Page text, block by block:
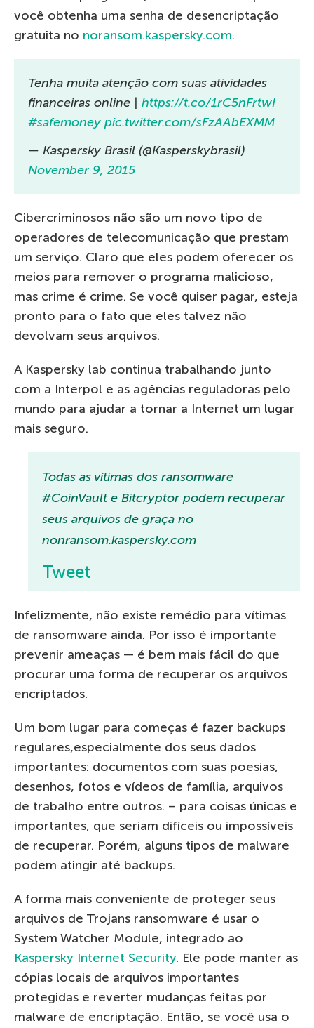
você obtenha uma senha de desencriptação
gratuita no noransom.kaspersky.com.
Tenha muita atenção com suas atividades
financeiras online | https://t.co/1rC5nFrtwI
#safemoney pic.twitter.com/sFzAAbEXMM
— Kaspersky Brasil (@Kasperskybrasil)
November 9, 2015
Cibercriminosos não são um novo tipo de
operadores de telecomunicação que prestam
um serviço. Claro que eles podem oferecer os
meios para remover o programa malicioso,
mas crime é crime. Se você quiser pagar, esteja
pronto para o fato que eles talvez não
devolvam seus arquivos.
A Kaspersky lab continua trabalhando junto
com a Interpol e as agências reguladoras pelo
mundo para ajudar a tornar a Internet um lugar
mais seguro.
Todas as vítimas dos ransomware
#CoinVault e Bitcryptor podem recuperar
seus arquivos de graça no
nonransom.kaspersky.com
Tweet
Infelizmente, não existe remédio para vítimas
de ransomware ainda. Por isso é importante
prevenir ameaças — é bem mais fácil do que
procurar uma forma de recuperar os arquivos
encriptados.
Um bom lugar para começas é fazer backups
regulares,especialmente dos seus dados
importantes: documentos com suas poesias,
desenhos, fotos e vídeos de família, arquivos
de trabalho entre outros. – para coisas únicas e
importantes, que seriam difíceis ou impossíveis
de recuperar. Porém, alguns tipos de malware
podem atingir até backups.
A forma mais conveniente de proteger seus
arquivos de Trojans ransomware é usar o
System Watcher Module, integrado ao
Kaspersky Internet Security. Ele pode manter as
cópias locais de arquivos importantes
protegidas e reverter mudanças feitas por
malware de encriptação. Então, se você usa o